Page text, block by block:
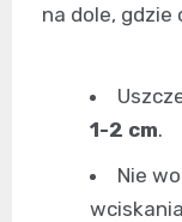
na dole, gdzie
1-2 cm.
Nie